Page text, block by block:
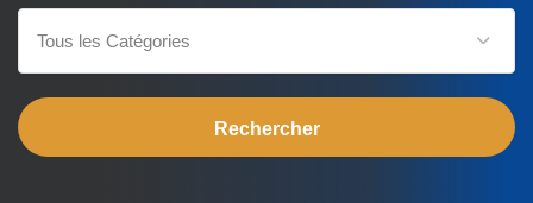
Tous les Catégories